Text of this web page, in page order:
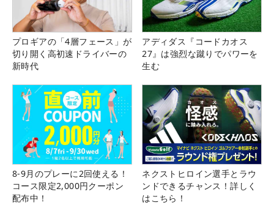
プロギアの「4層フェース」が
切り開く高初速ドライバーの
新時代
アディダス『コードカオス
27』は強烈な蹴りでパワーを
生む
8-9月のプレーに2回使える！
コース限定2,000円クーポン
配布中！
ネクストヒロイン選手とラウ
ンドできるチャンス！詳しく
はこちら！